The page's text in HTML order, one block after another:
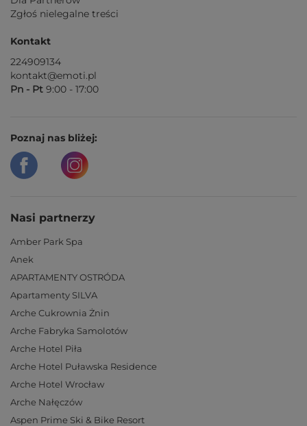
Zgłoś nielegalne treści
Kontakt
224909134
kontakt@emoti.pl
Pn - Pt 9:00 - 17:00
Poznaj nas bliżej:
Nasi partnerzy
Amber Park Spa
Anek
APARTAMENTY OSTRÓDA
Apartamenty SILVA
Arche Cukrownia Żnin
Arche Fabryka Samolotów
Arche Hotel Piła
Arche Hotel Puławska Residence
Arche Hotel Wrocław
Arche Nałęczów
Aspen Prime Ski & Bike Resort